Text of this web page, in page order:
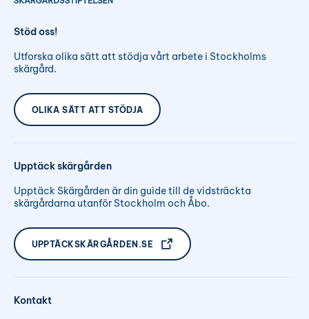
Stöd oss!
Utforska olika sätt att stödja vårt arbete i Stockholms
skärgård.
OLIKA SÄTT ATT STÖDJA
Upptäck skärgården
Upptäck Skärgården är din guide till de vidsträckta
skärgårdarna utanför Stockholm och Åbo.
UPPTÄCKSKÄRGÅRDEN.SE
Kontakt